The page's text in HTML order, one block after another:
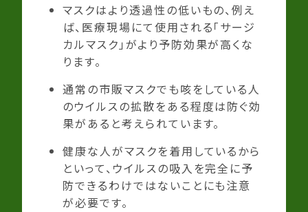
マスクはより透過性の低いもの、例え
ば、医療現場にて使用される「サージ
カルマスク」がより予防効果が高くな
ります。
通常の市販マスクでも咳をしている人
のウイルスの拡散をある程度は防ぐ効
果があると考えられています。
健康な人がマスクを着用しているから
といって、ウイルスの吸入を完全に予
防できるわけではないことにも注意
が必要です。